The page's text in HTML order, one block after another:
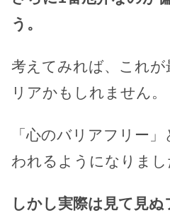
う。
考えてみれば、これ
リアかもしれません。
「心のバリアフリー
われるようになりまし
しかし実際は見て見